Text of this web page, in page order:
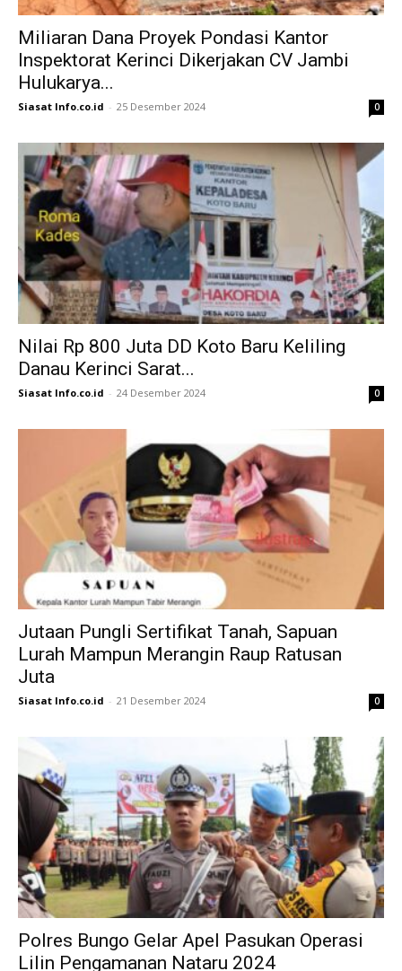
Miliaran Dana Proyek Pondasi Kantor
Inspektorat Kerinci Dikerjakan CV Jambi
Hulukarya...
Siasat Info.co.id - 25 Desember 2024 0
Nilai Rp 800 Juta DD Koto Baru Keliling
Danau Kerinci Sarat...
Siasat Info.co.id - 24 Desember 2024 0
Jutaan Pungli Sertifikat Tanah, Sapuan
Lurah Mampun Merangin Raup Ratusan
Juta
Siasat Info.co.id - 21 Desember 2024 0
Polres Bungo Gelar Apel Pasukan Operasi
Lilin Pengamanan Nataru 2024